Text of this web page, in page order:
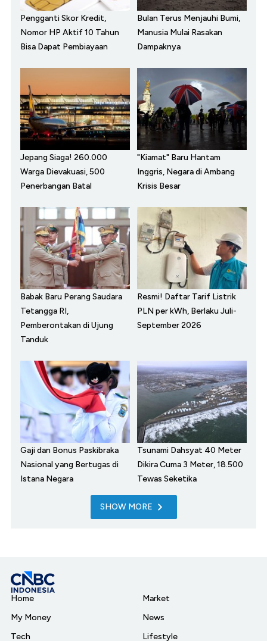
Pengganti Skor Kredit,
Nomor HP Aktif 10 Tahun
Bisa Dapat Pembiayaan
Bulan Terus Menjauhi Bumi,
Manusia Mulai Rasakan
Dampaknya
Jepang Siaga! 260.000
Warga Dievakuasi, 500
Penerbangan Batal
"Kiamat" Baru Hantam
Inggris, Negara di Ambang
Krisis Besar
Babak Baru Perang Saudara
Tetangga RI,
Pemberontakan di Ujung
Tanduk
Resmi! Daftar Tarif Listrik
PLN per kWh, Berlaku Juli-
September 2026
Gaji dan Bonus Paskibraka
Nasional yang Bertugas di
Istana Negara
Tsunami Dahsyat 40 Meter
Dikira Cuma 3 Meter, 18.500
Tewas Seketika
SHOW MORE
Home
My Money
Tech
Market
News
Lifestyle